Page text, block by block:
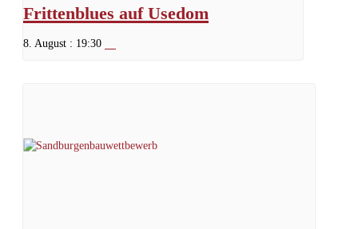
Frittenblues auf Usedom
8. August : 19:30